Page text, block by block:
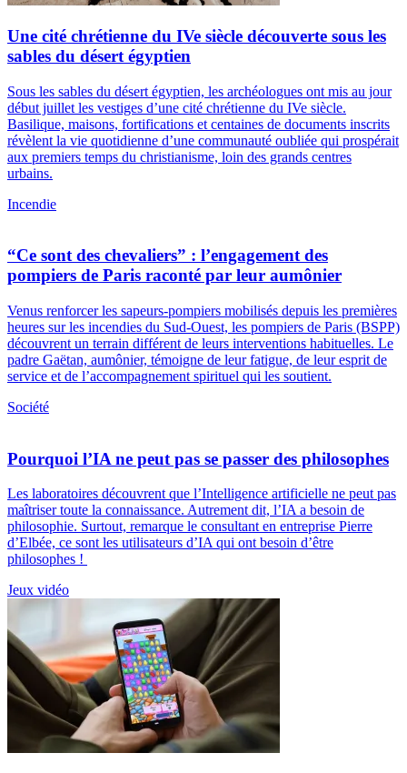
Une cité chrétienne du IVe siècle découverte sous les
sables du désert égyptien
Sous les sables du désert égyptien, les archéologues ont mis au jour
début juillet les vestiges d’une cité chrétienne du IVe siècle.
Basilique, maisons, fortifications et centaines de documents inscrits
révèlent la vie quotidienne d’une communauté oubliée qui prospérait
aux premiers temps du christianisme, loin des grands centres
urbains.
Incendie
“Ce sont des chevaliers” : l’engagement des
pompiers de Paris raconté par leur aumônier
Venus renforcer les sapeurs-pompiers mobilisés depuis les premières
heures sur les incendies du Sud-Ouest, les pompiers de Paris (BSPP)
découvrent un terrain différent de leurs interventions habituelles. Le
padre Gaëtan, aumônier, témoigne de leur fatigue, de leur esprit de
service et de l’accompagnement spirituel qui les soutient.
Société
Pourquoi l’IA ne peut pas se passer des philosophes
Les laboratoires découvrent que l’Intelligence artificielle ne peut pas
maîtriser toute la connaissance. Autrement dit, l’IA a besoin de
philosophie. Surtout, remarque le consultant en entreprise Pierre
d’Elbée, ce sont les utilisateurs d’IA qui ont besoin d’être
philosophes !
Jeux vidéo